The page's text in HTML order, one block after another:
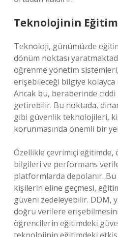
Teknolojinin
Teknoloji, günümüzde
dönüm noktası
öğrenme yönetim
erişebileceği bilgiye kolayca
Ancak bu, beraberinde ciddi
getirebilir. Bu noktada,
gibi güvenlik teknolojileri,
korunmasında önemli bir
Özellikle çevrimiçi eğitimde,
bilgileri ve performans
platformlarda depolanır.
kişilerin eline geçmesi,
güveni zedeleyebilir. DDM,
doğru verilere
öğrencilerin eğitimdeki